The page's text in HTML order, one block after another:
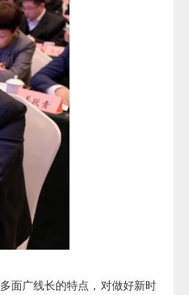
面广线长的特点，对做好新时